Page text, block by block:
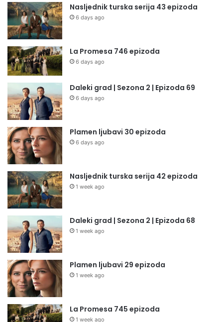
Nasljednik turska serija 43 epizoda
6 days ago
La Promesa 746 epizoda
6 days ago
Daleki grad | Sezona 2 | Epizoda 69
6 days ago
Plamen ljubavi 30 epizoda
6 days ago
Nasljednik turska serija 42 epizoda
1 week ago
Daleki grad | Sezona 2 | Epizoda 68
1 week ago
Plamen ljubavi 29 epizoda
1 week ago
La Promesa 745 epizoda
1 week ago